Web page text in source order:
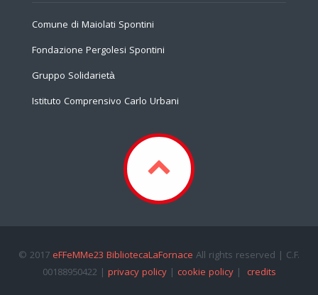
Comune di Maiolati Spontini
Fondazione Pergolesi Spontini
Gruppo Solidarietà
Istituto Comprensivo Carlo Urbani
© 2017 eFFeMMe23 BibliotecaLaFornace All rights reserved | C.F.
00188950422 | privacy policy| cookie policy| credits